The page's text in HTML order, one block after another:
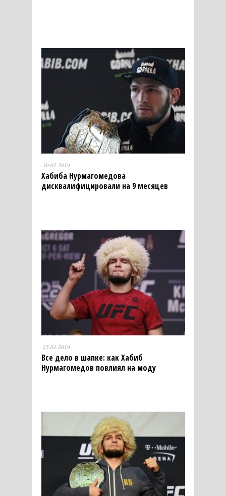
30.01.2019
Хабиба Нурмагомедова
дисквалифицировали на 9 месяцев
25.01.2019
Все дело в шапке: как Хабиб
Нурмагомедов повлиял на моду